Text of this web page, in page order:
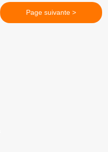
Page suivante >